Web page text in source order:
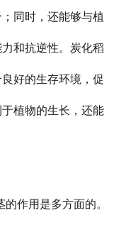
同时，还能够与植
和抗逆性。炭化稻
好的生存环境，促
植物的生长，还能
作用是多方面的。